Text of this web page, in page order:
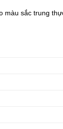
màu sắc trung